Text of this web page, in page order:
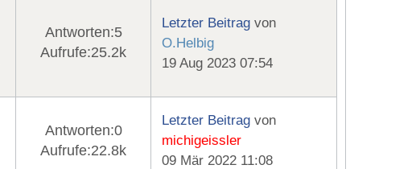
Antworten:5
Aufrufe:25.2k
Letzter Beitrag von
O.Helbig
19 Aug 2023 07:54
Antworten:0
Aufrufe:22.8k
Letzter Beitrag von
michigeissler
09 Mär 2022 11:08